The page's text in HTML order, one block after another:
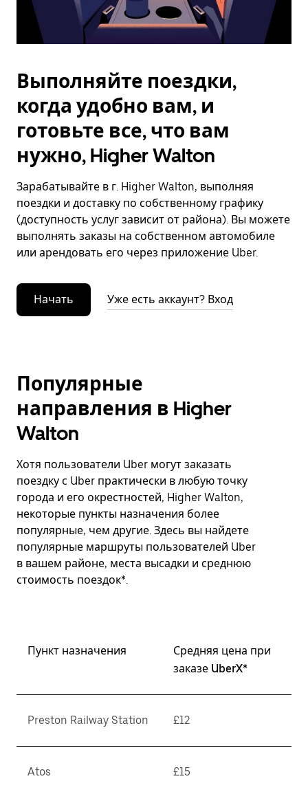
Выполняйте поездки,
когда удобно вам, и
готовьте все, что вам
нужно, Higher Walton
Зарабатывайте в г. Higher Walton, выполняя
поездки и доставку по собственному графику
(доступность услуг зависит от района). Вы можете
выполнять заказы на собственном автомобиле
или арендовать его через приложение Uber.
Начать Уже есть аккаунт? Вход
Популярные
направления в Higher
Walton
Хотя пользователи Uber могут заказать
поездку с Uber практически в любую точку
города и его окрестностей, Higher Walton,
некоторые пункты назначения более
популярные, чем другие. Здесь вы найдете
популярные маршруты пользователей Uber
в вашем районе, места высадки и среднюю
стоимость поездок*.
Пункт назначения
Средняя цена при
заказе UberX*
Preston Railway Station £12
Atos £15